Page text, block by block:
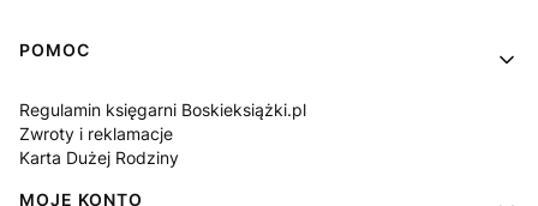
Linki w stopce
POMOC
Regulamin księgarni Boskieksiążki.pl
Zwroty i reklamacje
Karta Dużej Rodziny
MOJE KONTO